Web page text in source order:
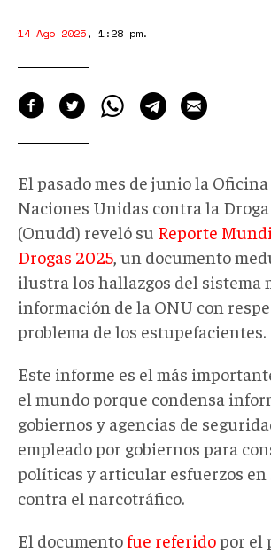
14 Ago 2025, 1:28 pm.
El pasado mes de junio la Oficina
Naciones Unidas contra la
(Onudd) reveló su Reporte
Drogas 2025 , un documento
ilustra los hallazgos del sistema
información de la ONU con
problema de los estupefacientes.
Este informe es el más
el mundo porque condensa
gobiernos y agencias de
empleado por gobiernos para
políticas y articular esfuerzos en
contra el narcotráfico.
El documento fue referidopor el